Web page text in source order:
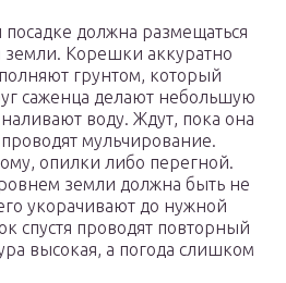
должна размещаться
Корешки аккуратно
грунтом, который
саженца делают небольшую
воду. Ждут, пока она
мульчирование.
опилки либо перегной.
земли должна быть не
укорачивают до нужной
спустя проводят повторный
высокая, а погода слишком